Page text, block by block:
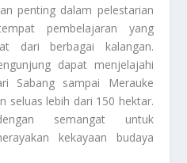
penting dalam pelestarian
pembelajaran yang
dari berbagai kalangan.
dapat menjelajahi
Sabang sampai Merauke
seluas lebih dari 150 hektar.
semangat untuk
kekayaan budaya